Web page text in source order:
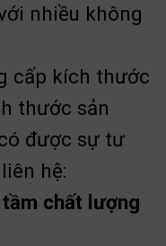
nhiều không
cấp kích thước
thước sản
được sự tư
hệ:
chất lượng